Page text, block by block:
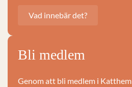
Vad innebär det?
Bli medlem
Genom att bli medlem i